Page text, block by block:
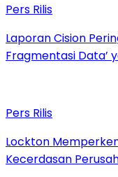
Pers Rilis
Laporan Cision
Fragmentasi Data’
Pers Rilis
Lockton
Kecerdasan